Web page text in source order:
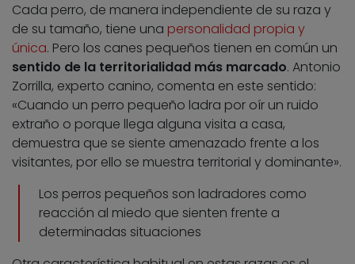
Cada perro, de manera independiente de su raza y
de su tamaño, tiene una personalidad propia y
única. Pero los canes pequeños tienen en común un
sentido de la territorialidad más marcado. Antonio
Zorrilla, experto canino, comenta en este sentido:
«Cuando un perro pequeño ladra por oír un ruido
extraño o porque llega alguna visita a casa,
demuestra que se siente amenazado frente a los
visitantes, por ello se muestra territorial y dominante».
Los perros pequeños son ladradores como
reacción al miedo que sienten frente a
determinadas situaciones